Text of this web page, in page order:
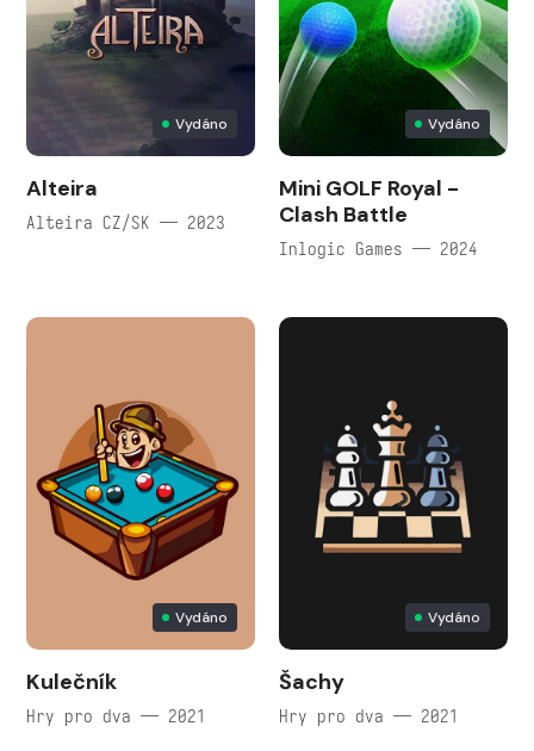
Vydáno
Alteira
Alteira CZ/SK — 2023
Vydáno
Mini GOLF Royal -
Clash Battle
Inlogic Games — 2024
Vydáno
Kulečník
Hry pro dva — 2021
Vydáno
Šachy
Hry pro dva — 2021